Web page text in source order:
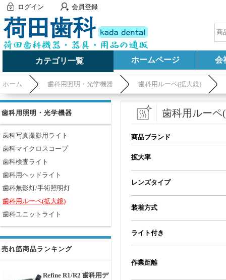
ログイン 会員登録
カテゴリ一覧 ホームページ 会
ホーム 歯科用照明・光学機器 歯科用ルーペ(拡大鏡)
歯科用照明・光学機器
歯科写真撮影用ライト
歯科マイクロスコープ
歯科検査ライト
歯科用ヘッドライト
歯科無影灯/手術照明灯
歯科用ルーペ(拡大鏡)
歯科ユニットライト
売れ筋商品ランキング
Refine R1/R2 歯科用デ
歯科用ルーペ
商品ブランド
拡大率
レンズタイプ
装着方式
ライト付き
作業距離